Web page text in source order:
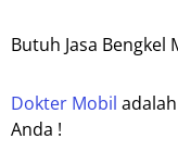
Butuh Jasa Bengkel
Dokter Mobil
Anda !